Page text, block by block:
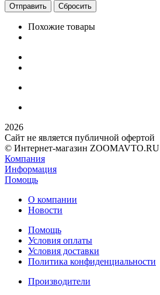
Сбросить
Похожие товары
2026
Сайт не является публичной офертой
© Интернет-магазин ZOOMAVTO.RU
Компания
Информация
Помощь
О компании
Новости
Помощь
Условия оплаты
Условия доставки
Политика конфиденциальности
Производители